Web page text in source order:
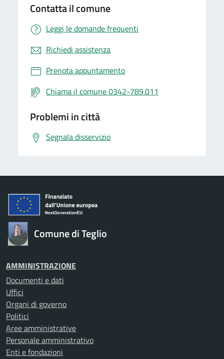
Contatta il comune
Leggi le domande frequenti
Richiedi assistenza
Prenota appuntamento
Chiama il comune 0342-789.011
Problemi in città
Segnala disservizio
Comune di Teglio
AMMINISTRAZIONE
Documenti e dati
Uffici
Organi di governo
Politici
Aree amministrative
Personale amministrativo
Enti e fondazioni